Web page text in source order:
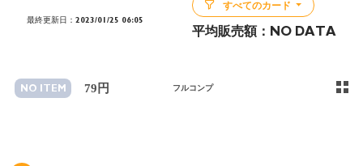
最終更新日：2023/01/25 06:05
すべてのカード
平均販売額： NO DATA
NO ITEM 79円 フルコンプ